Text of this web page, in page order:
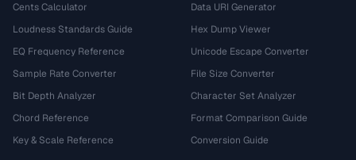
Cents Calculator
Loudness Standards Guide
EQ Frequency Reference
Sample Rate Converter
Bit Depth Analyzer
Chord Reference
Key & Scale Reference
Data URI Generator
Hex Dump Viewer
Unicode Escape Converter
File Size Converter
Character Set Analyzer
Format Comparison Guide
Conversion Guide